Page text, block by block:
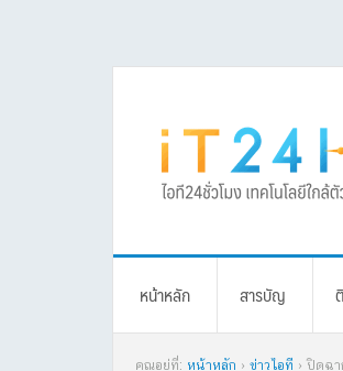
หน้าหลัก สารบัญ
คุณอยู่ที่: หน้าหลัก › ข่าวไอที › ปิดฉ